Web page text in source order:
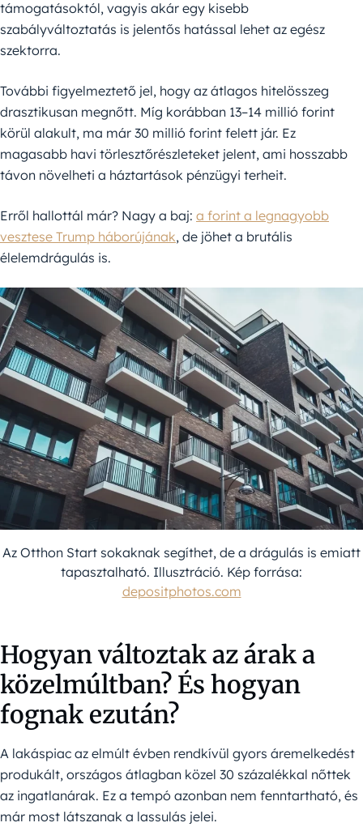
támogatásoktól, vagyis akár egy kisebb
szabályváltoztatás is jelentős hatással lehet az egész
szektorra.
További figyelmeztető jel, hogy az átlagos hitelösszeg
drasztikusan megnőtt. Míg korábban 13–14 millió forint
körül alakult, ma már 30 millió forint felett jár. Ez
magasabb havi törlesztőrészleteket jelent, ami hosszabb
távon növelheti a háztartások pénzügyi terheit.
Erről hallottál már? Nagy a baj: a forint a legnagyobb
vesztese Trump háborújának, de jöhet a brutális
élelemdrágulás is.
Az Otthon Start sokaknak segíthet, de a drágulás is emiatt
tapasztalható. Illusztráció. Kép forrása:
depositphotos.com
Hogyan változtak az árak a
közelmúltban? És hogyan
fognak ezután?
A lakáspiac az elmúlt évben rendkívül gyors áremelkedést
produkált, országos átlagban közel 30 százalékkal nőttek
az ingatlanárak. Ez a tempó azonban nem fenntartható, és
már most látszanak a lassulás jelei.